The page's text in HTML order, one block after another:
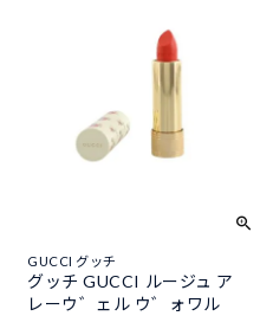
GUCCI グッチ
グッチ GUCCI ルージュ ア
レーウ゛ェル ウ゛ォワル